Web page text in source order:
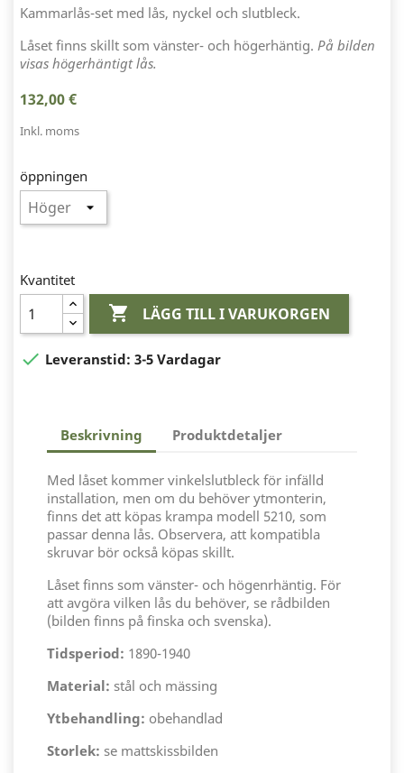
Kammarlås-set med lås, nyckel och slutbleck.
Låset finns skillt som vänster- och högerhäntig. På bilden
visas högerhäntigt lås.
132,00 €
Inkl. moms
öppningen
Kvantitet
 LÄGG TILL I VARUKORGEN
 Leveranstid: 3-5 Vardagar
Beskrivning Produktdetaljer
Med låset kommer vinkelslutbleck för infälld
installation, men om du behöver ytmonterin,
finns det att köpas krampa modell 5210, som
passar denna lås. Observera, att kompatibla
skruvar bör också köpas skillt.
Låset finns som vänster- och högenrhäntig. För
att avgöra vilken lås du behöver, se rådbilden
(bilden finns på finska och svenska).
Tidsperiod: 1890-1940
Material: stål och mässing
Ytbehandling: obehandlad
Storlek: se mattskissbilden